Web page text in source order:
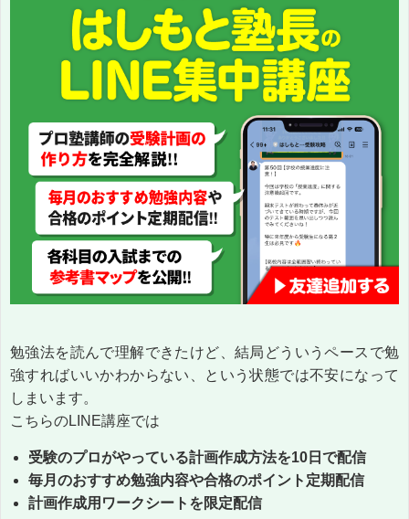
勉強法を読んで理解できたけど、結局どういうペースで勉
強すればいいかわからない、という状態では不安になって
しまいます。
こちらのLINE講座では
受験のプロがやっている計画作成方法を10日で配信
毎月のおすすめ勉強内容や合格のポイント定期配信
計画作成用ワークシートを限定配信